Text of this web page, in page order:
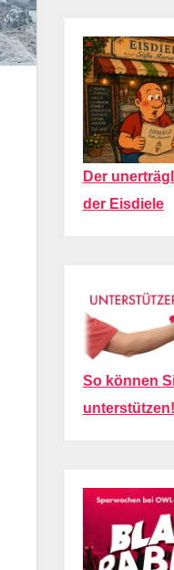
Der
der Eisdiele
So können
unterstützen!